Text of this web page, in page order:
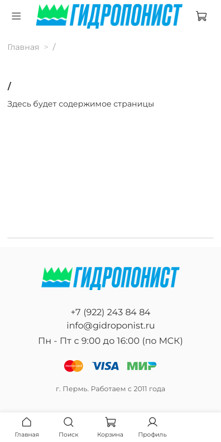
Главная /
/
Здесь будет содержимое страницы
+7 (922) 243 84 84
info@gidroponist.ru
Пн - Пт с 9:00 до 16:00 (по МСК)
г. Пермь. Работаем с 2011 года
Главная Поиск Корзина Профиль